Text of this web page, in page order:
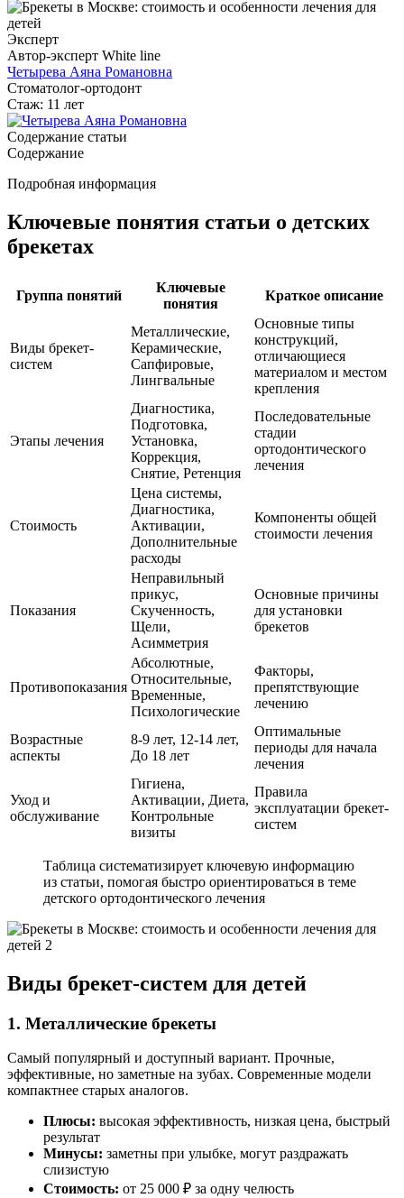
Эксперт
Автор-эксперт White line
Четырева Аяна Романовна
Стоматолог-ортодонт
Стаж: 11 лет
Содержание статьи
Содержание
Подробная информация
Ключевые понятия статьи о детских
брекетах
Группа понятий
Ключевые
понятия
Краткое описание
Виды брекет-
систем
Металлические,
Керамические,
Сапфировые,
Лингвальные
Основные типы
конструкций,
отличающиеся
материалом и местом
крепления
Этапы лечения
Диагностика,
Подготовка,
Установка,
Коррекция,
Снятие, Ретенция
Последовательные
стадии
ортодонтического
лечения
Стоимость
Цена системы,
Диагностика,
Активации,
Дополнительные
расходы
Компоненты общей
стоимости лечения
Показания
Неправильный
прикус,
Скученность,
Щели,
Асимметрия
Основные причины
для установки
брекетов
Противопоказания
Абсолютные,
Относительные,
Временные,
Психологические
Факторы,
препятствующие
лечению
Возрастные
аспекты
8-9 лет, 12-14 лет,
До 18 лет
Оптимальные
периоды для начала
лечения
Уход и
обслуживание
Гигиена,
Активации, Диета,
Контрольные
визиты
Правила
эксплуатации брекет-
систем
Таблица систематизирует ключевую информацию
из статьи, помогая быстро ориентироваться в теме
детского ортодонтического лечения
Виды брекет-систем для детей
1. Металлические брекеты
Самый популярный и доступный вариант. Прочные,
эффективные, но заметные на зубах. Современные модели
компактнее старых аналогов.
Плюсы: высокая эффективность, низкая цена, быстрый
результат
Минусы: заметны при улыбке, могут раздражать
слизистую
Стоимость: от 25 000 ₽ за одну челюсть